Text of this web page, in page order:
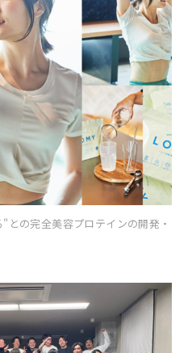
の完全美容プロテインの開発・